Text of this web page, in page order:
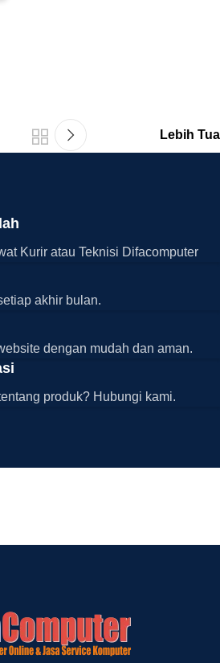
Lebih Tua
Kurir atau Teknisi Difacomputer
akhir bulan.
dengan mudah dan aman.
produk? Hubungi kami.